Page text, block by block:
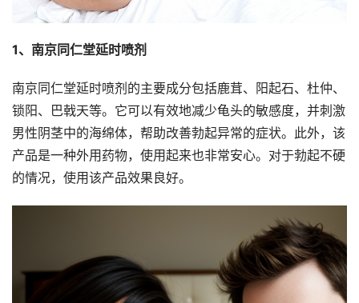
1、南京同仁堂延时喷剂
南京同仁堂延时喷剂的主要成分包括鹿茸、阳起石、杜仲、
锁阳、巴戟天等。它可以有效地减少龟头的敏感度，并刺激
男性阴茎中的海绵体，帮助改善勃起异常的症状。此外，该
产品是一种外用药物，使用起来也非常安心。对于勃起不硬
的情况，使用该产品效果良好。